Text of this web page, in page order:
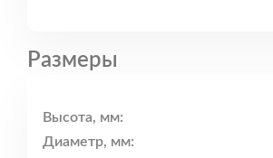
Размеры
Высота, мм:
Диаметр, мм: